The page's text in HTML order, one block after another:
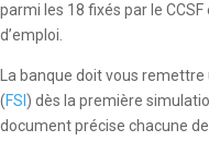
parmi les 18 fixés par le
d’emploi.
La banque doit vous
(FSI ) dès la première
document précise chacune